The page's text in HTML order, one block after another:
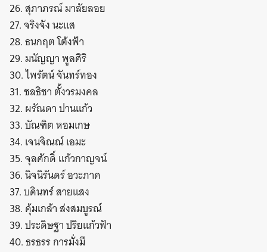
26. สุภาภรณ์ มาลัยลอย
27. จริงจัง นะแส
28. ธนกฤต โต้งฟ้า
29. มนัญญา พูลศิริ
30. ไพรัตน์ จันทร์ทอง
31. ชลธิชา ตั้งวรมงคล
32. ผรัณดา ปานแก้ว
33. บัณฑิต หอมเกษ
34. เจนจิณณ์ เอมะ
35. จุลศักดิ์ แก้วกาญจน์
36. นิจนิรันดร์ อวะภาค
37. บดินทร์ สายแสง
38. คุ้มเกล้า ส่งสมบูรณ์
39. ประดิษฐา ปริยแก้วฟ้า
40. ธรธรร การมั่งมี